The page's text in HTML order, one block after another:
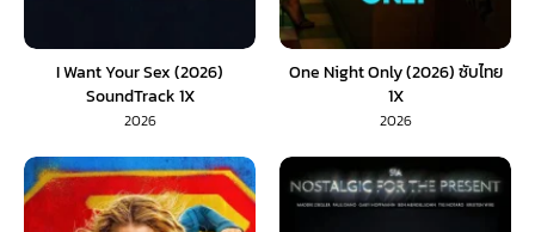
I Want Your Sex (2026)
SoundTrack 1X
2026
One Night Only (2026) ซับไทย
1X
2026